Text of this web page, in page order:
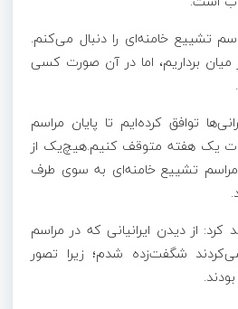
تشییع خامنه‌ای را دنبال می‌کنم.
میان برداریم، اما در آن صورت کسی
توافق کرده‌ایم تا پایان مراسم
یک هفته متوقف کنیم.هیچ‌یک از
تشییع خامنه‌ای به سوی طرف
کرد: از دیدن ایرانیانی که در مراسم
شگفت‌زده شدم؛ زیرا تصور